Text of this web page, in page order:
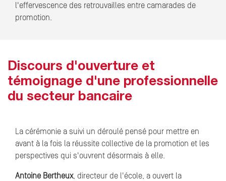
l'effervescence des retrouvailles entre camarades de
promotion.
Discours d'ouverture et
témoignage d'une professionnelle
du secteur bancaire
La cérémonie a suivi un déroulé pensé pour mettre en
avant à la fois la réussite collective de la promotion et les
perspectives qui s'ouvrent désormais à elle.
Antoine Bertheux, directeur de l'école, a ouvert la